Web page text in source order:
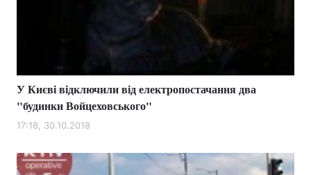
У Києві відключили від електропостачання два
"будинки Войцеховського"
17:18, 30.10.2018